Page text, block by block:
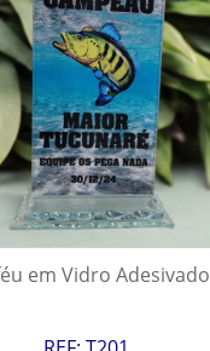
em Vidro Adesivado